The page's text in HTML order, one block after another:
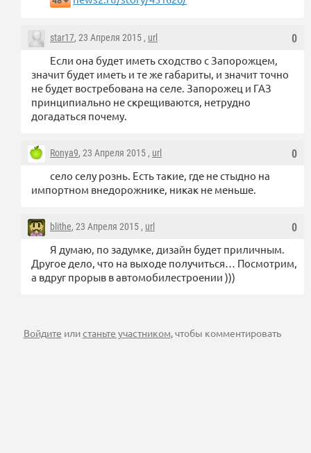
0
star17, 23 Апреля 2015 , url
Если она будет иметь сходство с Запорожцем,
значит будет иметь и те же габариты, и значит точно
не будет востребована на селе. Запорожец и ГАЗ
принципиально не скрещиваются, нетрудно
догадаться почему.
0
Ronya9, 23 Апреля 2015 , url
село селу рознь. Есть такие, где не стыдно на
импортном внедорожнике, никак не меньше.
0
blithe, 23 Апреля 2015 , url
Я думаю, по задумке, дизайн будет приличным.
Другое дело, что на выходе получиться… Посмотрим,
а вдруг прорыв в автомобилестроении )))
Войдите илистаньте участником, чтобы комментировать